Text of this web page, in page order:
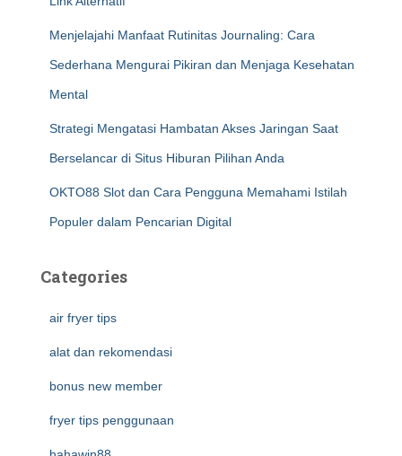
Menjelajahi Manfaat Rutinitas Journaling: Cara
Sederhana Mengurai Pikiran dan Menjaga Kesehatan
Mental
Strategi Mengatasi Hambatan Akses Jaringan Saat
Berselancar di Situs Hiburan Pilihan Anda
OKTO88 Slot dan Cara Pengguna Memahami Istilah
Populer dalam Pencarian Digital
Categories
air fryer tips
alat dan rekomendasi
bonus new member
fryer tips penggunaan